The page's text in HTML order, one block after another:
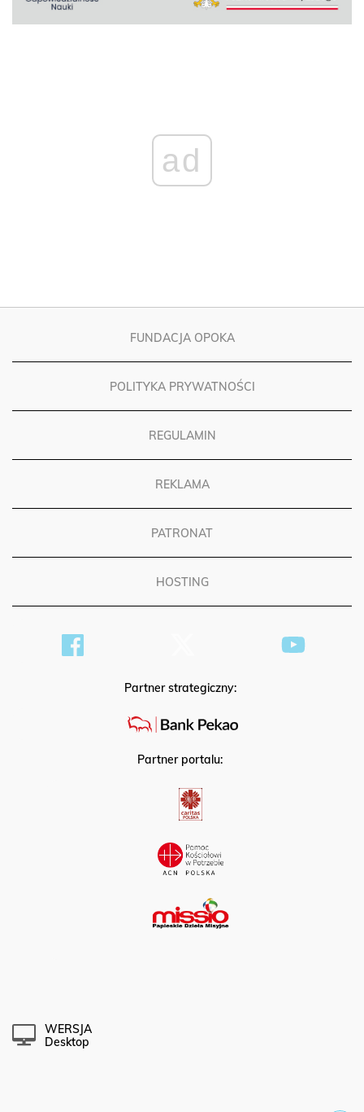
ad
FUNDACJA OPOKA
POLITYKA PRYWATNOŚCI
REGULAMIN
REKLAMA
PATRONAT
HOSTING
Partner strategiczny:
Partner portalu:
WERSJA
Desktop